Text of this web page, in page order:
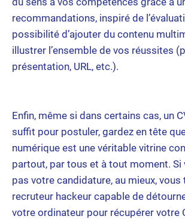
recommandations, inspiré de
possibilité d’ajouter du contenu
illustrer l’ensemble de vos réussites
présentation, URL, etc.).
Enfin, même si dans certains cas, un
suffit pour postuler, gardez en tête
numérique est une véritable vitrine
partout, par tous et à tout moment. Si
pas votre candidature, au mieux,
recruteur hackeur capable de
votre ordinateur pour récupérer votre